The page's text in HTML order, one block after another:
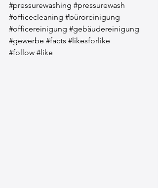
#pressurewashing #pressurewash
#officecleaning #büroreinigung
#officereinigung #gebäudereinigung
#gewerbe #facts #likesforlike
#follow #like